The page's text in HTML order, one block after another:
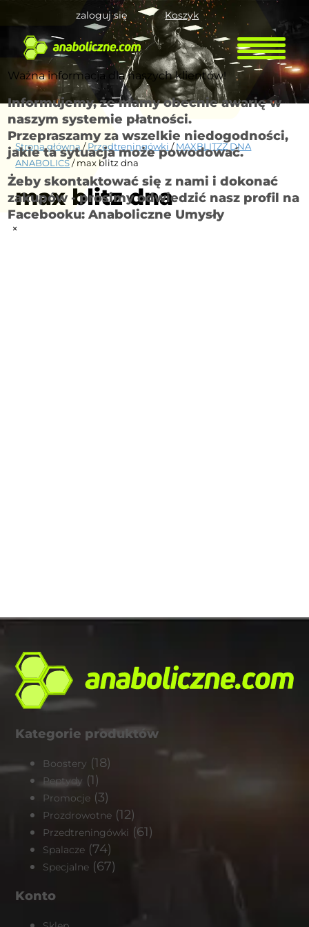
Koszyk
zaloguj się
Strona główna /Przedtreningówki /MAXBLITZZ DNA
ANABOLICS/ max blitz dna
max blitz dna
Kategorie produktów
Boostery (18)
Peptydy (1)
Promocje (3)
Prozdrowotne (12)
Przedtreningówki (61)
Spalacze (74)
Specjalne (67)
Konto
Ważna informacja dla naszych klientów!
Informujemy, że mamy obecnie awarię w
naszym systemie płatności.
Przepraszamy za wszelkie niedogodności,
jakie ta sytuacja może powodować.
Żeby skontaktować się z nami i dokonać
zakupów - prosimy odwiedzić nasz profil na
Facebooku: Anaboliczne Umysły
×